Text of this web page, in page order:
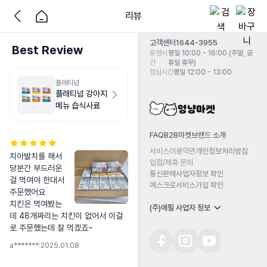
리뷰
Best Review
플래티넘
플래티넘 강아지
메뉴 습식사료
치아발치를 해서
당분간 부드러운
걸 먹여야 한대서
주문했어요
치킨은 먹여봤는
데 48개짜리는 치킨이 없어서 이걸
로 주문했는데 잘 먹겠죠~
a******* 2025.01.08
고객센터1644-3955
운영시
간
평일 10:00 - 16:00 (주말, 공
휴일 휴무)
점심시간평일 12:00 - 13:00
FAQB2B마켓 브랜드 소개
서비스이용약관개인정보처리방침
입점/제휴 문의
통신판매사업자정보 확인
에스크로서비스가입 확인
(주)에필 사업자 정보